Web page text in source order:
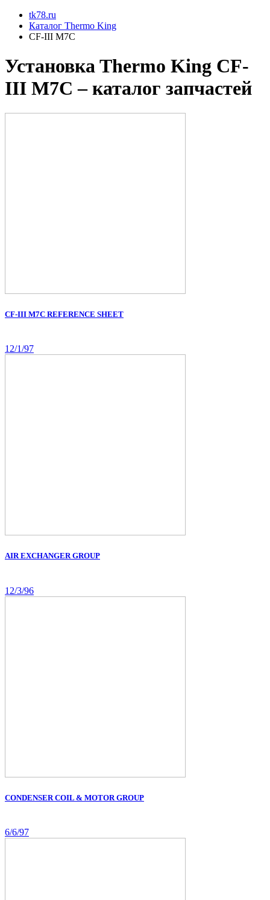
tk78.ru
Каталог Thermo King
CF-III M7C
Установкa Thermo King CF-
III M7C – каталог запчастей
CF-III M7C REFERENCE SHEET
12/1/97
AIR EXCHANGER GROUP
12/3/96
CONDENSER COIL & MOTOR GROUP
6/6/97